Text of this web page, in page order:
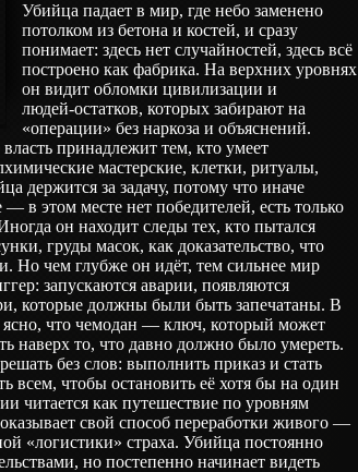
Убийца падает в мир, где небо заменено
потолком из бетона и костей, и сразу
понимает: здесь нет случайностей, здесь всё
построено как фабрика. На верхних уровнях
он видит обломки цивилизации и
людей‑остатков, которых забирают на
«операции» без наркоза и объяснений.
принадлежит тем, кто умеет
мастерские, клетки, ритуалы,
держится за задачу, потому что иначе
в этом месте нет победителей, есть только
он находит следы тех, кто пытался
груды масок, как доказательство, что
Но чем глубже он идёт, тем сильнее мир
запускаются аварии, появляются
которые должны были быть запечатаны. В
ясно, что чемодан — ключ, который может
наверх то, что давно должно было умереть.
без слов: выполнить приказ и стать
всем, чтобы остановить её хотя бы на один
читается как путешествие по уровням
свой способ переработки живого —
«логистики» страха. Убийца постоянно
но постепенно начинает видеть